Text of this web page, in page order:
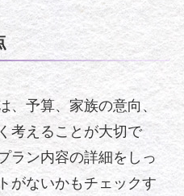
、予算、家族の意向、
考えることが大切で
ラン内容の詳細をしっ
がないかもチェックす